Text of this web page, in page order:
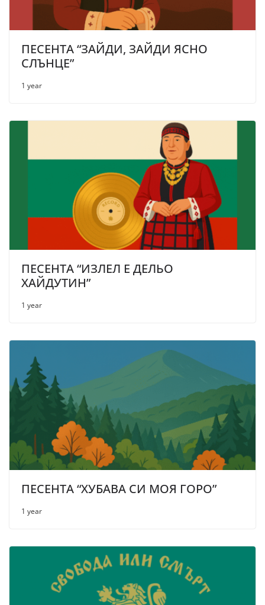
ПЕСЕНТА “ЗАЙДИ, ЗАЙДИ ЯСНО
СЛЪНЦЕ”
1 year
ПЕСЕНТА “ИЗЛЕЛ Е ДЕЛЬО
ХАЙДУТИН”
1 year
ПЕСЕНТА “ХУБАВА СИ МОЯ ГОРО”
1 year